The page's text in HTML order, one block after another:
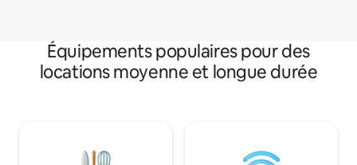
Équipements populaires pour des
locations moyenne et longue durée